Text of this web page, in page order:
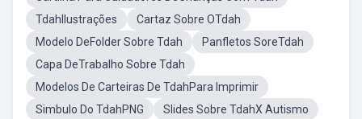
TdahIlustrações
Cartaz Sobre OTdah
Modelo DeFolder Sobre Tdah
Panfletos SoreTdah
Capa DeTrabalho Sobre Tdah
Modelos De Carteiras De TdahPara Imprimir
Simbulo Do TdahPNG
Slides Sobre TdahX Autismo